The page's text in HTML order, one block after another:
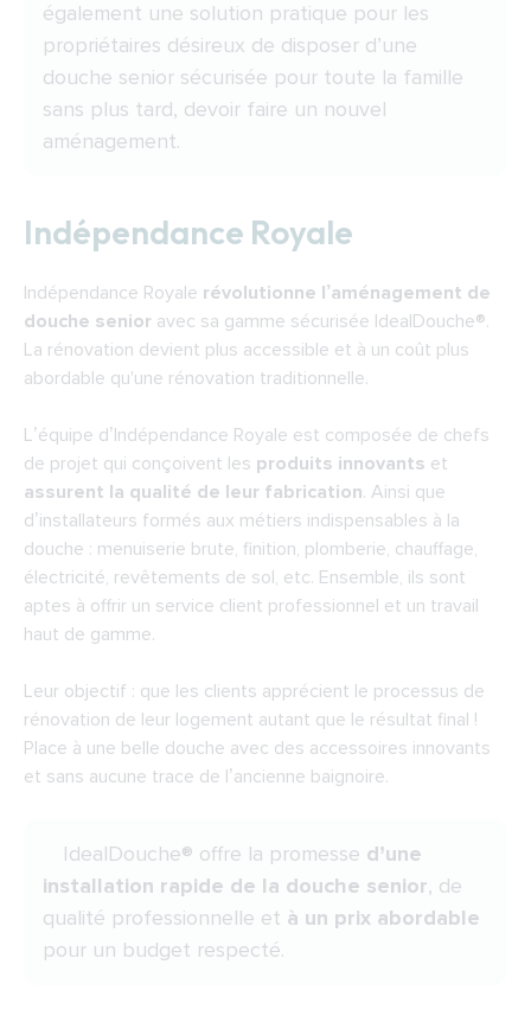
également une solution pratique pour les
propriétaires désireux de disposer d’une
douche senior sécurisée pour toute la famille
sans plus tard, devoir faire un nouvel
aménagement.
Indépendance Royale
Indépendance Royale révolutionne l’aménagement de
douche senior avec sa gamme sécurisée IdealDouche®.
La rénovation devient plus accessible et à un coût plus
abordable qu'une rénovation traditionnelle.
L’équipe d’Indépendance Royale est composée de chefs
de projet qui conçoivent les produits innovants et
assurent la qualité de leur fabrication. Ainsi que
d’installateurs formés aux métiers indispensables à la
douche : menuiserie brute, finition, plomberie, chauffage,
électricité, revêtements de sol, etc. Ensemble, ils sont
aptes à offrir un service client professionnel et un travail
haut de gamme.
Leur objectif : que les clients apprécient le processus de
rénovation de leur logement autant que le résultat final !
Place à une belle douche avec des accessoires innovants
et sans aucune trace de l’ancienne baignoire.
IdealDouche® offre la promesse d’une
installation rapide de la douche senior, de
qualité professionnelle et à un prix abordable
pour un budget respecté.